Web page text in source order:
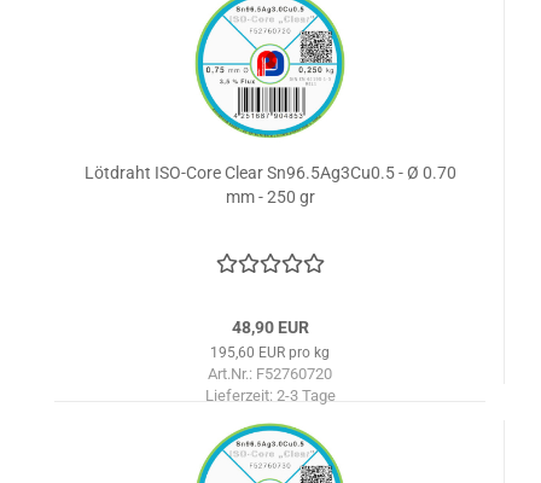
Lötdraht ISO-Core Clear Sn96.5Ag3Cu0.5 - Ø 0.70
mm - 250 gr
48,90 EUR
195,60 EUR pro kg
Art.Nr.: F52760720
Lieferzeit: 2-3 Tage